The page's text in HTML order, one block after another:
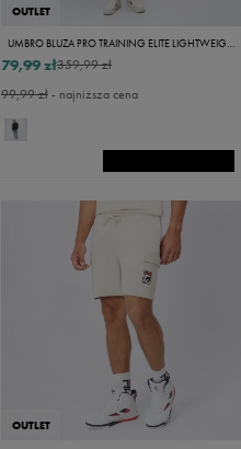
OUTLET
UMBRO BLUZA PRO TRAINING ELITE LIGHTWEIGHT
359,99 zł
79,99 zł
99,99 zł- najniższa cena
OUTLET